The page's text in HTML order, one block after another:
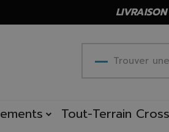
Tout-Terrain Cross